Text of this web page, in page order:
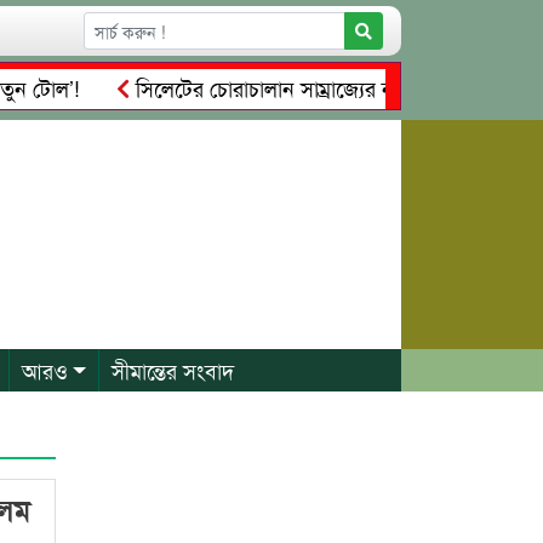
টোল’!
সিলেটের চোরাচালান সাম্রাজ্যের নতুন নিয়ন্ত্রক কারা?
প্রেম, প্রতারণা ও কোটি টাকার আত্মসাৎ: কাঠগড়ায় খোদ
আরও সীমান্তের সংবাদ